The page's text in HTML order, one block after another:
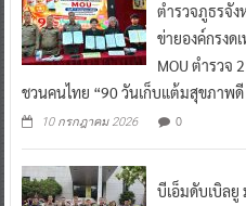
ตำรวจภูธรจั
ข่ายองค์กรงด
MOU ตำรวจ
ชวนคนไทย “90 วันเก็บแต้มสุขภาพดี
10 กรกฎาคม 2026 0
บีเอ็มดับเบิลยู